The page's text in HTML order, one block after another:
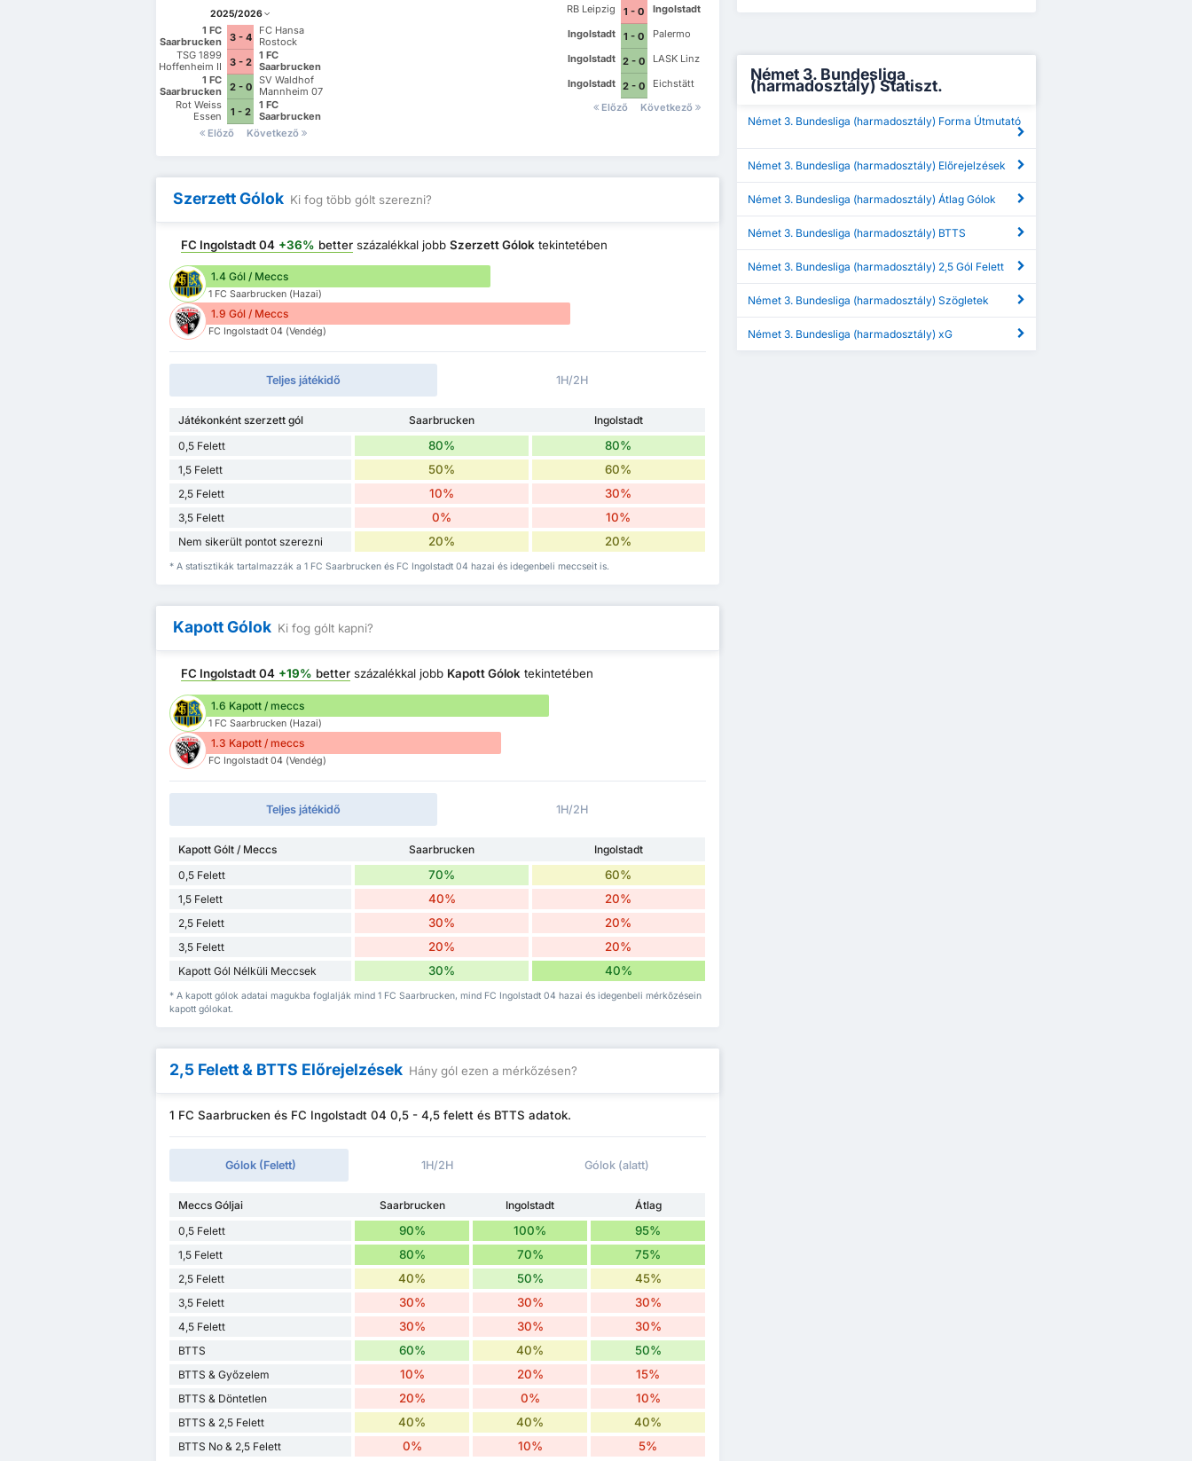
2025/2026
1 FC
Saarbrucken
3 - 4
FC Hansa
Rostock
TSG 1899
Hoffenheim II
3 - 2
1 FC
Saarbrucken
1 FC
Saarbrucken
2 - 0
SV Waldhof
Mannheim 07
Rot Weiss
Essen
1 - 2
1 FC
Saarbrucken
Előző
Következő
RB Leipzig
1 - 0
Ingolstadt
Ingolstadt
1 - 0
Palermo
Ingolstadt 2 - 0
LASK Linz
Ingolstadt 2 - 0
Eichstätt
Előző
Következő
Szerzett Gólok Ki fog több gólt szerezni?
FC Ingolstadt 04 +36% better százalékkal jobbSzerzett Gólok tekintetében
1.4 Gól / Meccs
1 FC Saarbrucken (Hazai)
1.9 Gól / Meccs
FC Ingolstadt 04 (Vendég)
Teljes játékidő 1H/2H
Játékonként szerzett gól Saarbrucken
Ingolstadt
0,5 Felett
80% 80%
1,5 Felett 50% 60%
2,5 Felett 10% 30%
3,5 Felett 0% 10%
Nem sikerült pontot szerezni 20% 20%
* A statisztikák tartalmazzák a 1 FC Saarbrucken és FC Ingolstadt 04 hazai és idegenbeli meccseit is.
Kapott Gólok Ki fog gólt kapni?
FC Ingolstadt 04 +19% better százalékkal jobb Kapott Gólok tekintetében
1.6 Kapott / meccs
1 FC Saarbrucken (Hazai)
1.3 Kapott / meccs
FC Ingolstadt 04 (Vendég)
Teljes játékidő 1H/2H
Kapott Gólt / Meccs Saarbrucken
Ingolstadt
0,5 Felett
70% 60%
1,5 Felett 40% 20%
2,5 Felett 30% 20%
3,5 Felett 20% 20%
Kapott Gól Nélküli Meccsek 30% 40%
* A kapott gólok adatai magukba foglalják mind 1 FC Saarbrucken, mind FC Ingolstadt 04 hazai és idegenbeli mérkőzésein
kapott gólokat.
2,5 Felett & BTTS Előrejelzések Hány gól ezen a mérkőzésen?
1 FC Saarbrucken és FC Ingolstadt 04 0,5 - 4,5 felett és BTTS adatok.
Gólok (Felett) 1H/2H Gólok (alatt)
Meccs Góljai Saarbrucken Ingolstadt
Átlag
0,5 Felett
90% 100% 95%
1,5 Felett 80% 70% 75%
2,5 Felett 40% 50% 45%
3,5 Felett 30% 30% 30%
4,5 Felett 30% 30% 30%
BTTS 60% 40% 50%
BTTS & Győzelem 10% 20% 15%
BTTS & Döntetlen 20% 0% 10%
BTTS & 2,5 Felett 40% 40% 40%
BTTS No & 2,5 Felett 0% 10% 5%
Német 3. Bundesliga
(harmadosztály) Statiszt.
Német 3. Bundesliga (harmadosztály) Forma Útmutató
Német 3. Bundesliga (harmadosztály) Előrejelzések
Német 3. Bundesliga (harmadosztály) Átlag Gólok
Német 3. Bundesliga (harmadosztály) BTTS
Német 3. Bundesliga (harmadosztály) 2,5 Gól Felett
Német 3. Bundesliga (harmadosztály) Szögletek
Német 3. Bundesliga (harmadosztály) xG